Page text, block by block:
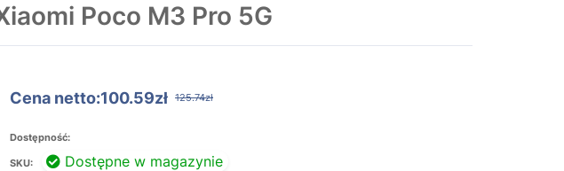
Poco M3 Pro 5G
Cena netto:100.59zł 125.74zł
Dostępność:
Dostępne w magazynie
SKU: